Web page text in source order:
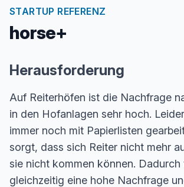
STARTUP REFERENZ
horse+
Herausforderung
Auf Reiterhöfen ist die Nachfrage
in den Hofanlagen sehr hoch.
immer noch mit Papierlisten
sorgt, dass sich Reiter nicht mehr
sie nicht kommen können. Dadurch
gleichzeitig eine hohe Nachfrage